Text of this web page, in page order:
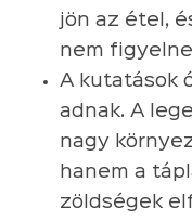
jön az étel,
nem
A kutatások
adnak. A
nagy
hanem a
zöldségek